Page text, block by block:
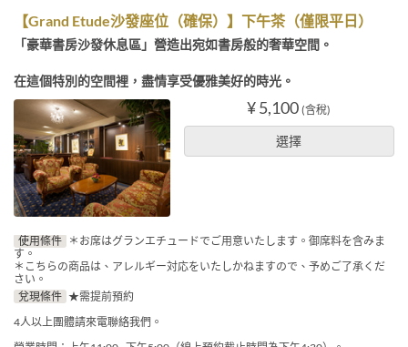
【Grand Etude沙發座位（確保）】下午茶（僅限平日）
「豪華書房沙發休息區」營造出宛如書房般的奢華空間。
在這個特別的空間裡，盡情享受優雅美好的時光。
¥ 5,100 (含稅)
選擇
使用條件
＊お席はグランエチュードでご用意いたします。御席料を含みま
す。
＊こちらの商品は、アレルギー対応をいたしかねますので、予めご了承くだ
さい。
兌現條件 ★需提前預約
4人以上團體請來電聯絡我們。